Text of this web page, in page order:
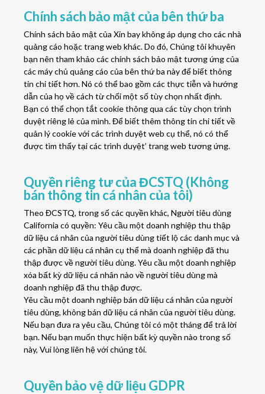
Chính sách bảo mật của bên thứ ba
Chính sách bảo mật của Xin bay không áp dụng cho các nhà
quảng cáo hoặc trang web khác. Do đó, Chúng tôi khuyên
bạn nên tham khảo các chính sách bảo mật tương ứng của
các máy chủ quảng cáo của bên thứ ba này để biết thông
tin chi tiết hơn. Nó có thể bao gồm các thực tiễn và hướng
dẫn của họ về cách từ chối một số tùy chọn nhất định.
Bạn có thể chọn tắt cookie thông qua các tùy chọn trình
duyệt riêng lẻ của mình. Để biết thêm thông tin chi tiết về
quản lý cookie với các trình duyệt web cụ thể, nó có thể
được tìm thấy tại các trình duyệt’ trang web tương ứng.
Quyền riêng tư của ĐCSTQ (Không
bán thông tin cá nhân của tôi)
Theo ĐCSTQ, trong số các quyền khác, Người tiêu dùng
California có quyền: Yêu cầu một doanh nghiệp thu thập
dữ liệu cá nhân của người tiêu dùng tiết lộ các danh mục và
các phần dữ liệu cá nhân cụ thể mà doanh nghiệp đã thu
thập được về người tiêu dùng. Yêu cầu một doanh nghiệp
xóa bất kỳ dữ liệu cá nhân nào về người tiêu dùng mà
doanh nghiệp đã thu thập được.
Yêu cầu một doanh nghiệp bán dữ liệu cá nhân của người
tiêu dùng, không bán dữ liệu cá nhân của người tiêu dùng.
Nếu bạn đưa ra yêu cầu, Chúng tôi có một tháng để trả lời
bạn. Nếu bạn muốn thực hiện bất kỳ quyền nào trong số
này, Vui lòng liên hệ với chúng tôi.
Quyền bảo vệ dữ liệu GDPR